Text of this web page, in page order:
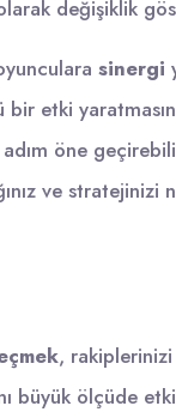
değişiklik
sinergi
etki
öne
ve stratejinizi
,
büyük ölçüde